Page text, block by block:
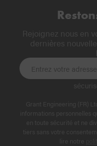
Rejoignez nous en
dernières
Grant Engineering (FR)
informations personnelles
en toute sécurité et ne
tiers sans votre
lire notre